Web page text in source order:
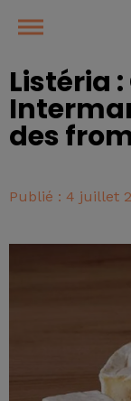
Listéria
des
Publié : 4 juillet